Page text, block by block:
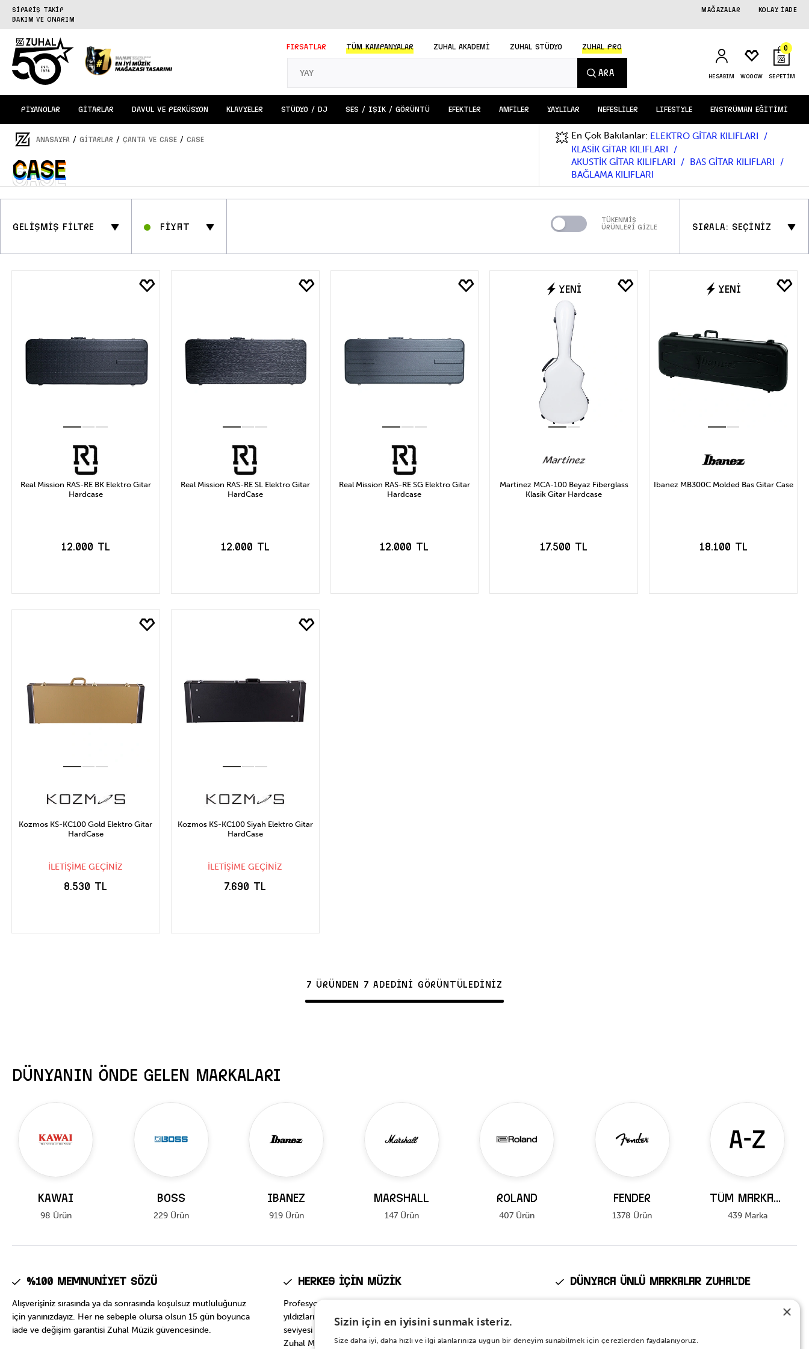
SİPARİŞ TAKİP
BAKIM VE ONARIM
KOLAY İADE
MAĞAZALAR
FIRSATLAR TÜMKAMPANYALAR ZUHAL AKADEMİ ZUHAL STÜDYO ZUHAL PRO
ARA HESABIM WOOOW
0
SEPETİM
PİYANOLAR GİTARLAR DAVUL VE PERKÜSYON KLAVYELER STÜDYO / DJ SES / IŞIK / GÖRÜNTÜ EFEKTLER AMFİLER YAYLILAR NEFESLİLER LIFESTYLE ENSTRÜMAN EĞİTİMİ
ANASAYFA / GİTARLAR / ÇANTA VE CASE / CASE
CASE
CASE
💥 En Çok Bakılanlar: ELEKTRO GİTAR KILIFLARI
KLASİK GİTAR KILIFLARI
AKUSTİK GİTAR KILIFLARI
BAS GİTAR KILIFLARI
BAĞLAMA KILIFLARI
GELİŞMİŞ FİLTRE Fİyat
7.528₺ ile 10.037₺ Arası 10.037₺ ile 12.546₺ Arası
TÜKENMİŞ
ÜRÜNLERİ GİZLE
SIRALA: SEÇİNİZ
Real Mission RAS-RE BK Elektro Gitar
Hardcase
12.000 TL
SEPETE EKLE
Real Mission RAS-RE SL Elektro Gitar
HardCase
12.000 TL
SEPETE EKLE
Real Mission RAS-RE SG Elektro Gitar
Hardcase
12.000 TL
YENİ
Martinez MCA-100 Beyaz Fiberglass
Klasik Gitar Hardcase
17.500 TL
YENİ
Ibanez MB300C Molded Bas Gitar Case
18.100 TL
Kozmos KS-KC100 Gold Elektro Gitar
HardCase
İLETİŞİME GEÇİNİZ
8.530 TL
Kozmos KS-KC100 Siyah Elektro Gitar
HardCase
İLETİŞİME GEÇİNİZ
7.690 TL
7 ÜRÜNDEN 7 ADEDİNİ GÖRÜNTÜLEDİNİZ
DÜNYANIN ÖNDE GELEN MARKALARI
KAWAI
98 Ürün
BOSS
229 Ürün
IBANEZ
919 Ürün
MARSHALL
147 Ürün
ROLAND
407 Ürün
FENDER
1378 Ürün
Tüm Markalar
439 Marka
%100 Memnuniyet Sözü
Alışverişiniz sırasında ya da sonrasında koşulsuz mutluluğunuz
için yanınızdayız. Her ne sebeple olursa olsun 15 gün boyunca
iade ve değişim garantisi Zuhal Müzik güvencesinde.
Herkes için Müzik
Profesyonel seviyeden başlangıç seviyesine, müzik dünyasının
yıldızlarının tercih ettiği en prestijli modellerden başlangıç
seviyesi için en doğru seçeneklere… Onbinlerce enstrüman
Zuhal Müzik’te.
Dünyaca Ünlü Markalar Zuhal’de
prestijli markalarının Türkiye’deki tek yetkili distribütörü Zuhal×
Sizin için en iyisini sunmak isteriz.
Size daha iyi, daha hızlı ve ilgi alanlarınıza uygun bir deneyim sunabilmek için çerezlerden faydalanıyoruz.